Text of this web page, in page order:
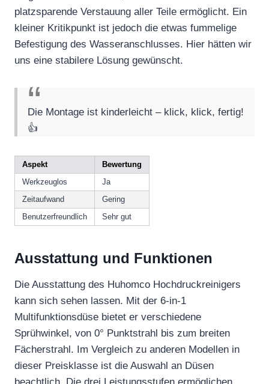
platzsparende Verstauung aller Teile ermöglicht. Ein
kleiner Kritikpunkt ist jedoch die etwas fummelige
Befestigung des Wasseranschlusses. Hier hätten wir
uns eine stabilere Lösung gewünscht.
Die Montage ist kinderleicht – klick, klick, fertig!
👍
Aspekt
Bewertung
Werkzeuglos
Ja
Zeitaufwand
Gering
Benutzerfreundlich
Sehr gut
Ausstattung und Funktionen
Die Ausstattung des Huhomco Hochdruckreinigers
kann sich sehen lassen. Mit der 6-in-1
Multifunktionsdüse bietet er verschiedene
Sprühwinkel, von 0° Punktstrahl bis zum breiten
Fächerstrahl. Im Vergleich zu anderen Modellen in
dieser Preisklasse ist die Auswahl an Düsen